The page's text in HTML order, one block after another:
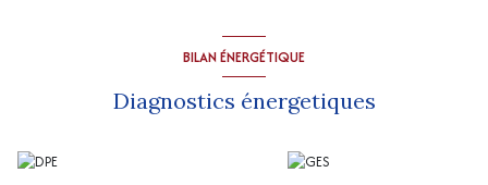
Garage de 71 m2 avec fosse de visite.
Aspiration centralisée.
Prestations haut de gamme
BILAN ÉNERGÉTIQUE
Diagnostics énergetiques